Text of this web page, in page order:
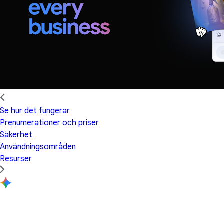
Se hur det fungerar
Prenumerationer och priser
Säkerhet
Användningsområden
Resurser